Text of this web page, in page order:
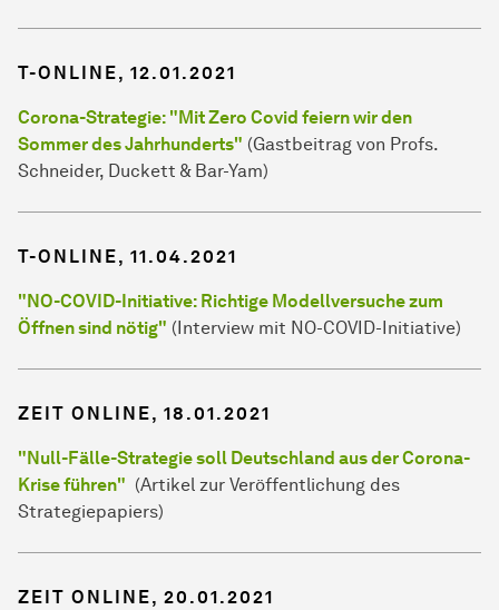
T-ONLINE, 12.01.2021
Corona-Strategie: "Mit Zero Covid feiern wir den
Sommer des Jahrhunderts" (Gastbeitrag von Profs.
Schneider, Duckett & Bar-Yam)
T-ONLINE, 11.04.2021
"NO-COVID-Initiative: Richtige Modellversuche zum
Öffnen sind nötig" (Interview mit NO-COVID-Initiative)
ZEIT ONLINE, 18.01.2021
"Null-Fälle-Strategie soll Deutschland aus der Corona-
Krise führen" (Artikel zur Veröffentlichung des
Strategiepapiers)
ZEIT ONLINE, 20.01.2021